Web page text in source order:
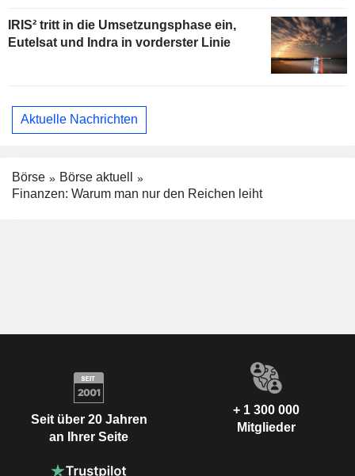
IRIS² tritt in die Umsetzungsphase ein,
Eutelsat und Indra in vorderster Linie
Aktuelle Nachrichten
Börse
Börse aktuell
Finanzen: Warum man nur den Reichen leiht
Seit über 20 Jahren
an Ihrer Seite
+ 1 300 000
Mitglieder